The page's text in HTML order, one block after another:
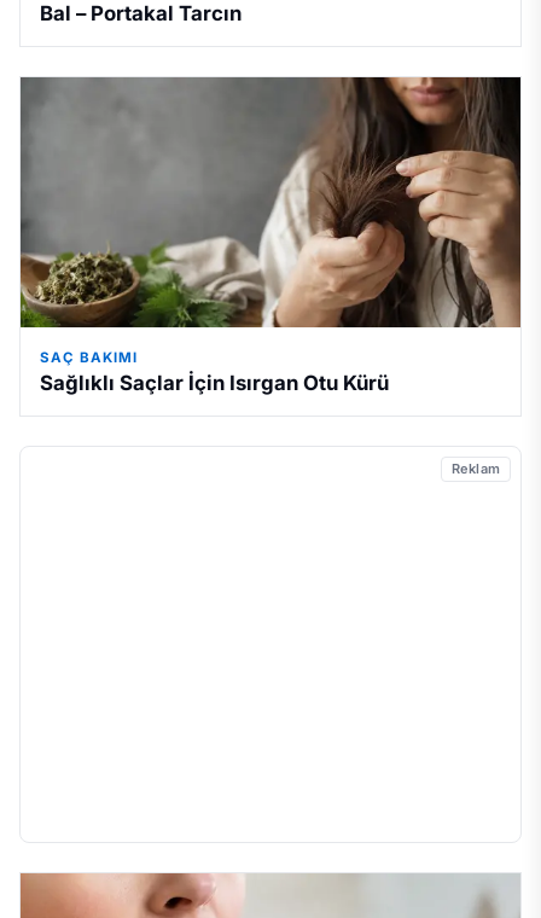
Bal – Portakal Tarcın
SAÇ BAKIMI
Sağlıklı Saçlar İçin Isırgan Otu Kürü
Reklam